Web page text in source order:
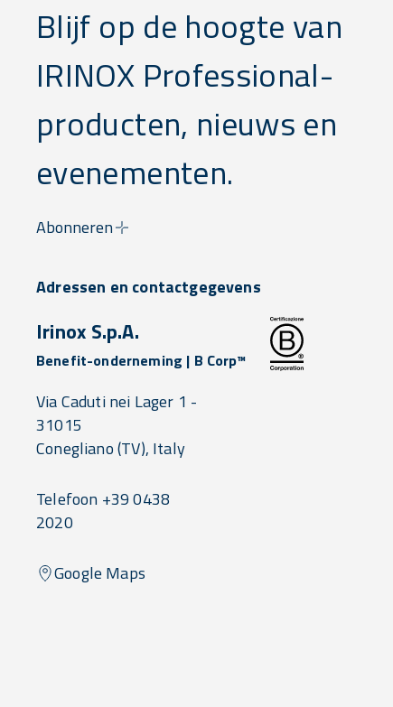
Blijf op de hoogte van
IRINOX Professional-
producten, nieuws en
evenementen.
Abonneren
Adressen en contactgegevens
Irinox S.p.A.
Benefit-onderneming | B Corp™
Via Caduti nei Lager 1 -
31015
Conegliano(TV), Italy
Telefoon +39 0438
2020
Google Maps